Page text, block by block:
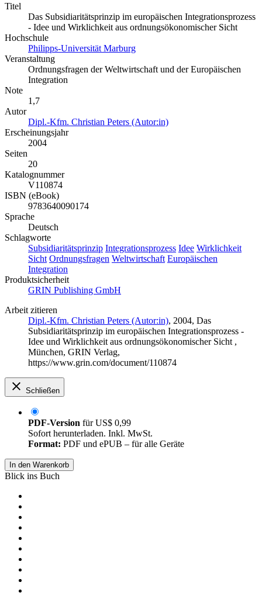
Titel
Das Subsidiaritätsprinzip im europäischen Integrationsprozess
- Idee und Wirklichkeit aus ordnungsökonomischer Sicht
Hochschule
Philipps-Universität Marburg
Veranstaltung
Ordnungsfragen der Weltwirtschaft und der Europäischen
Integration
Note
1,7
Autor
Dipl.-Kfm. Christian Peters (Autor:in)
Erscheinungsjahr
2004
Seiten
20
Katalognummer
V110874
ISBN (eBook)
9783640090174
Sprache
Deutsch
Schlagworte
Subsidiaritätsprinzip Integrationsprozess Idee Wirklichkeit
Sicht Ordnungsfragen Weltwirtschaft Europäischen
Integration
Produktsicherheit
GRIN Publishing GmbH
Arbeit zitieren
Dipl.-Kfm. Christian Peters (Autor:in), 2004, Das
Subsidiaritätsprinzip im europäischen Integrationsprozess -
Idee und Wirklichkeit aus ordnungsökonomischer Sicht ,
München, GRIN Verlag,
https://www.grin.com/document/110874
Schließen
PDF-Version fürUS$ 0,99
Sofort herunterladen. Inkl. MwSt.
Format: PDF und ePUB – für alle Geräte
In den Warenkorb
Blick ins Buch